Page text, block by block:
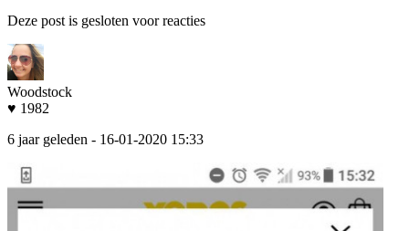
Deze post is gesloten voor reacties
Woodstock
♥ 1982
6 jaar geleden - 16-01-2020 15:33